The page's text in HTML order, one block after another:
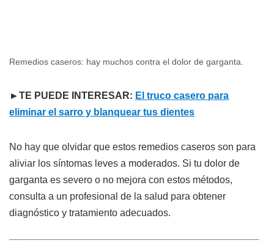
Remedios caseros: hay muchos contra el dolor de garganta.
►TE PUEDE INTERESAR: El truco casero para
eliminar el sarro y blanquear tus dientes
No hay que olvidar que estos remedios caseros son para
aliviar los síntomas leves a moderados. Si tu dolor de
garganta es severo o no mejora con estos métodos,
consulta a un profesional de la salud para obtener
diagnóstico y tratamiento adecuados.